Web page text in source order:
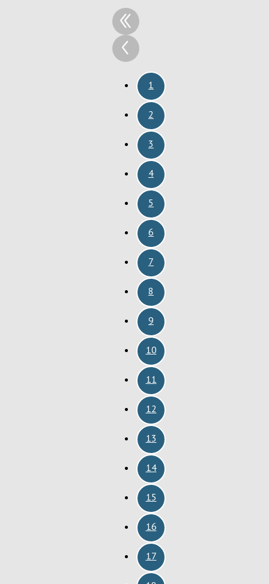
1
2
3
4
5
6
7
8
9
10
11
12
13
14
15
16
17